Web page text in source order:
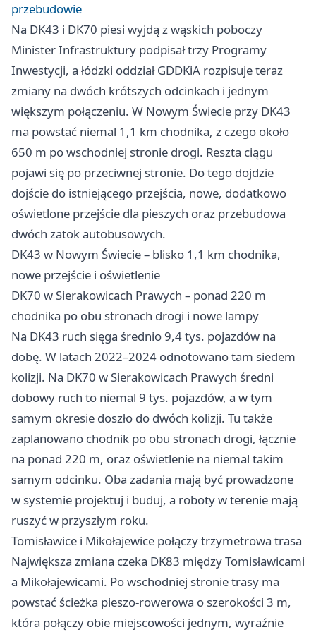
przebudowie
Na DK43 i DK70 piesi wyjdą z wąskich poboczy
Minister Infrastruktury podpisał trzy Programy
Inwestycji, a łódzki oddział GDDKiA rozpisuje teraz
zmiany na dwóch krótszych odcinkach i jednym
większym połączeniu. W Nowym Świecie przy DK43
ma powstać niemal 1,1 km chodnika, z czego około
650 m po wschodniej stronie drogi. Reszta ciągu
pojawi się po przeciwnej stronie. Do tego dojdzie
dojście do istniejącego przejścia, nowe, dodatkowo
oświetlone przejście dla pieszych oraz przebudowa
dwóch zatok autobusowych.
DK43 w Nowym Świecie – blisko 1,1 km chodnika,
nowe przejście i oświetlenie
DK70 w Sierakowicach Prawych – ponad 220 m
chodnika po obu stronach drogi i nowe lampy
Na DK43 ruch sięga średnio 9,4 tys. pojazdów na
dobę. W latach 2022–2024 odnotowano tam siedem
kolizji. Na DK70 w Sierakowicach Prawych średni
dobowy ruch to niemal 9 tys. pojazdów, a w tym
samym okresie doszło do dwóch kolizji. Tu także
zaplanowano chodnik po obu stronach drogi, łącznie
na ponad 220 m, oraz oświetlenie na niemal takim
samym odcinku. Oba zadania mają być prowadzone
w systemie projektuj i buduj, a roboty w terenie mają
ruszyć w przyszłym roku.
Tomisławice i Mikołajewice połączy trzymetrowa trasa
Największa zmiana czeka DK83 między Tomisławicami
a Mikołajewicami. Po wschodniej stronie trasy ma
powstać ścieżka pieszo-rowerowa o szerokości 3 m,
która połączy obie miejscowości jednym, wyraźnie